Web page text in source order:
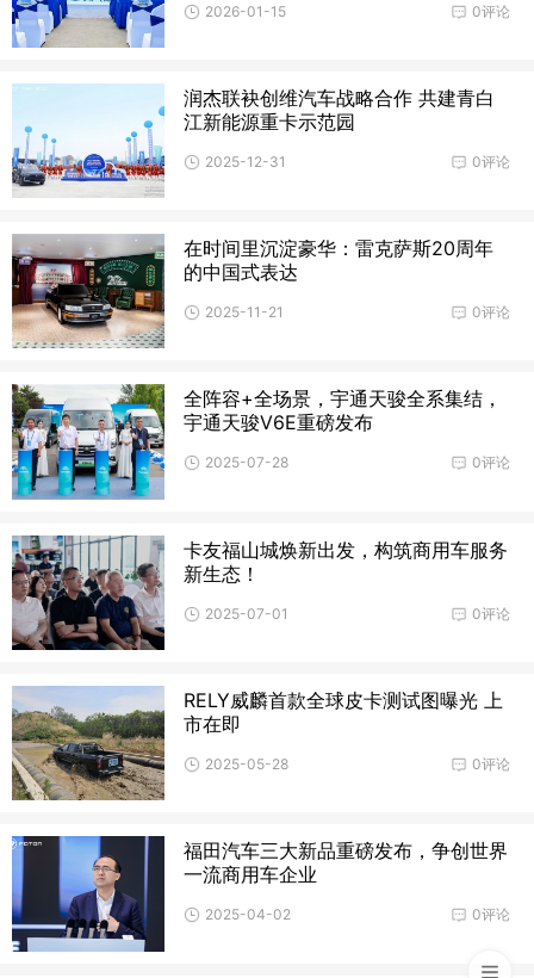
0评论
2026-01-15
润杰联袂创维汽车战略合作 共建青白
江新能源重卡示范园
0评论
2025-12-31
在时间里沉淀豪华：雷克萨斯20周年
的中国式表达
0评论
2025-11-21
全阵容+全场景，宇通天骏全系集结，
宇通天骏V6E重磅发布
0评论
2025-07-28
卡友福山城焕新出发，构筑商用车服务
新生态！
0评论
2025-07-01
RELY威麟首款全球皮卡测试图曝光 上
市在即
0评论
2025-05-28
福田汽车三大新品重磅发布，争创世界
一流商用车企业
0评论
2025-04-02